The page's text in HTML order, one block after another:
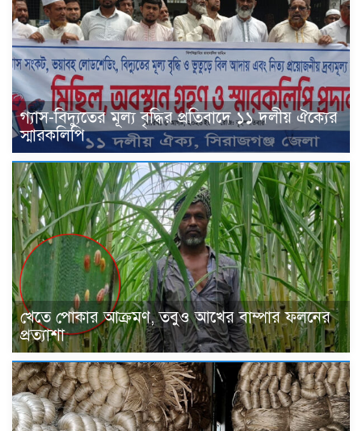
গ্যাস-বিদ্যুতের মূল্য বৃদ্ধির প্রতিবাদে ১১ দলীয় ঐক্যের
স্মারকলিপি
খেতে পোকার আক্রমণ, তবুও আখের বাম্পার ফলনের
প্রত্যাশা